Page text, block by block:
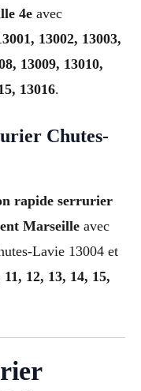
4e avec
13002, 13003,
13009, 13010,
13016.
Chutes-
rapide serrurier
Marseille avec
Lavie 13004 et
12, 13, 14, 15,